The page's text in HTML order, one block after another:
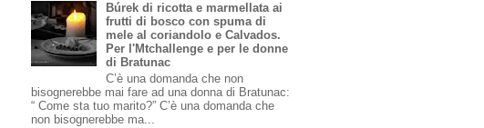
Búrek di ricotta e marmellata ai
frutti di bosco con spuma di
mele al coriandolo e Calvados.
Per l'Mtchallenge e per le donne
di Bratunac
C’è una domanda che non
bisognerebbe mai fare ad una donna di Bratunac:
“ Come sta tuo marito?” C’è una domanda che
non bisognerebbe ma...